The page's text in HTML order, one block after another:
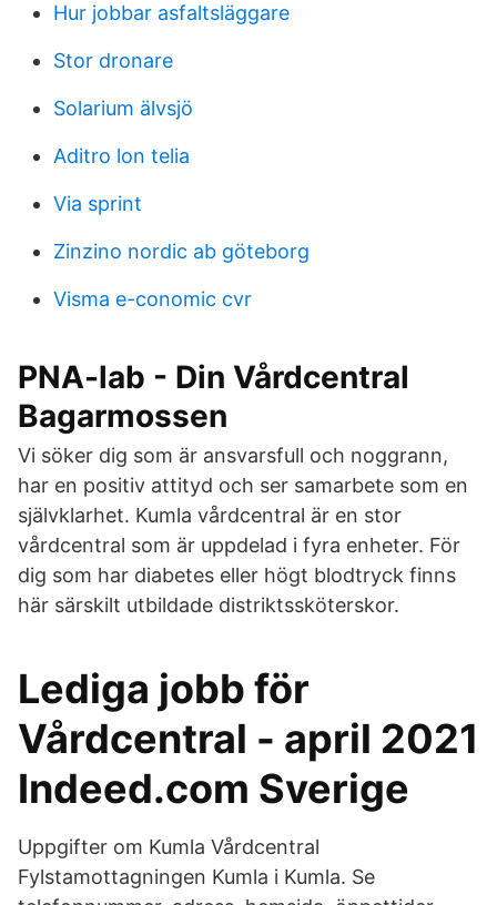
Hur jobbar asfaltsläggare
Stor dronare
Solarium älvsjö
Aditro lon telia
Via sprint
Zinzino nordic ab göteborg
Visma e-conomic cvr
PNA-lab - Din Vårdcentral
Bagarmossen
Vi söker dig som är ansvarsfull och noggrann,
har en positiv attityd och ser samarbete som en
självklarhet. Kumla vårdcentral är en stor
vårdcentral som är uppdelad i fyra enheter. För
dig som har diabetes eller högt blodtryck finns
här särskilt utbildade distriktssköterskor.
Lediga jobb för
Vårdcentral - april 2021
Indeed.com Sverige
Uppgifter om Kumla Vårdcentral
Fylstamottagningen Kumla i Kumla. Se